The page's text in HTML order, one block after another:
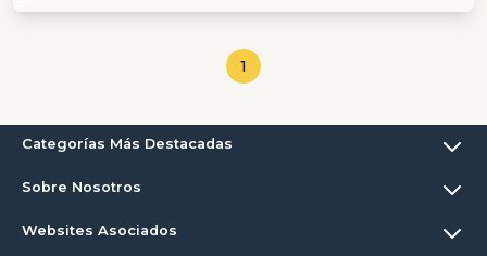
1
Categorías Más Destacadas
Sobre Nosotros
Websites Asociados